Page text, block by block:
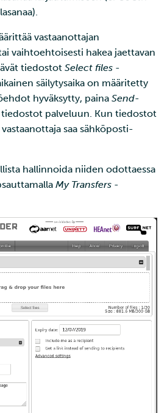
vastaanottajan
vaihtoehtoisesti hakea jaettavan
tiedostot Select files -
säilytysaika on määritetty
hyväksytty, paina Send-
tiedostot palveluun. Kun tiedostot
saa sähköposti-
hallinnoida niiden odottaessa
My Transfers -